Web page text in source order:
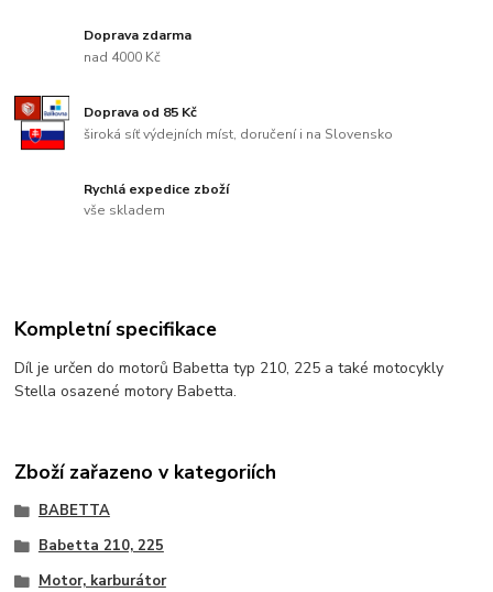
Doprava zdarma
nad 4000 Kč
Doprava od 85 Kč
široká síť výdejních míst, doručení i na Slovensko
Rychlá expedice zboží
vše skladem
Kompletní specifikace
Díl je určen do motorů Babetta typ 210, 225 a také motocykly
Stella osazené motory Babetta.
Zboží zařazeno v kategoriích
BABETTA
Babetta 210, 225
Motor, karburátor